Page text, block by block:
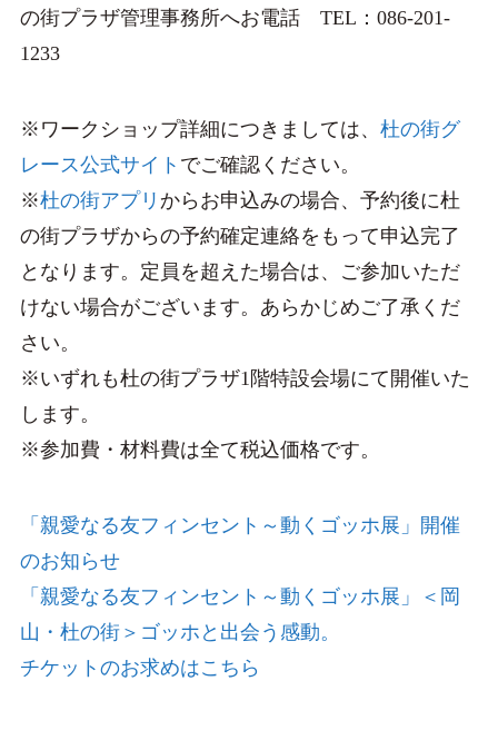
の街プラザ管理事務所へお電話 TEL：086-201-
1233
※ワークショップ詳細につきましては、 杜の街グ
レース公式サイト でご確認ください。
※杜の街アプリ からお申込みの場合、予約後に杜
の街プラザからの予約確定連絡をもって申込完了
となります。定員を超えた場合は、ご参加いただ
けない場合がございます。あらかじめご了承くだ
さい。
※いずれも杜の街プラザ1階特設会場にて開催いた
します。
※参加費・材料費は全て税込価格です。
「親愛なる友フィンセント～動くゴッホ展」開催
のお知らせ
「親愛なる友フィンセント～動くゴッホ展」＜岡
山・杜の街＞ゴッホと出会う感動。​
チケットのお求めはこちら